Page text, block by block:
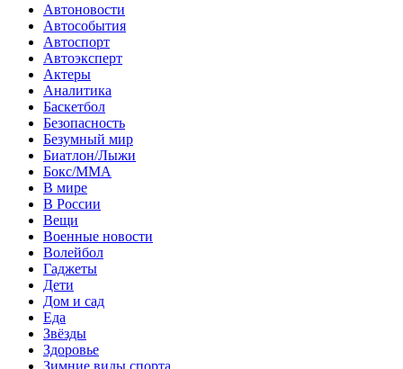
Автоновости
Автособытия
Автоспорт
Автоэксперт
Актеры
Аналитика
Баскетбол
Безопасность
Безумный мир
Биатлон/Лыжи
Бокс/MMA
В мире
В России
Вещи
Военные новости
Волейбол
Гаджеты
Дети
Дом и сад
Еда
Звёзды
Здоровье
Зимние виды спорта